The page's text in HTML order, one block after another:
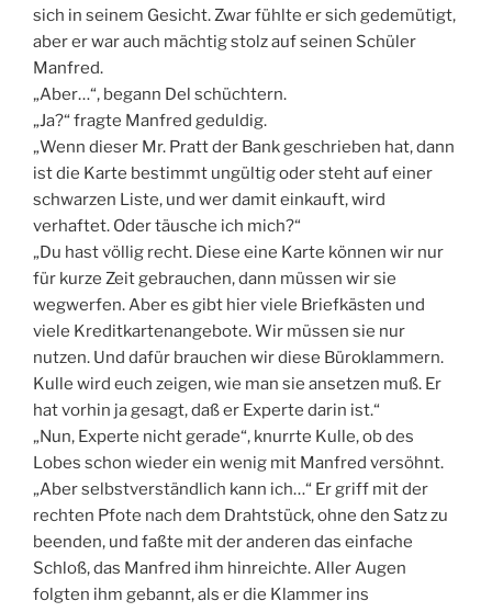
sich in seinem Gesicht. Zwar fühlte er sich gedemütigt,
aber er war auch mächtig stolz auf seinen Schüler
Manfred.
„Aber…“, begann Del schüchtern.
„Ja?“ fragte Manfred geduldig.
„Wenn dieser Mr. Pratt der Bank geschrieben hat, dann
ist die Karte bestimmt ungültig oder steht auf einer
schwarzen Liste, und wer damit einkauft, wird
verhaftet. Oder täusche ich mich?“
„Du hast völlig recht. Diese eine Karte können wir nur
für kurze Zeit gebrauchen, dann müssen wir sie
wegwerfen. Aber es gibt hier viele Briefkästen und
viele Kreditkartenangebote. Wir müssen sie nur
nutzen. Und dafür brauchen wir diese Büroklammern.
Kulle wird euch zeigen, wie man sie ansetzen muß. Er
hat vorhin ja gesagt, daß er Experte darin ist.“
„Nun, Experte nicht gerade“, knurrte Kulle, ob des
Lobes schon wieder ein wenig mit Manfred versöhnt.
„Aber selbstverständlich kann ich…“ Er griff mit der
rechten Pfote nach dem Drahtstück, ohne den Satz zu
beenden, und faßte mit der anderen das einfache
Schloß, das Manfred ihm hinreichte. Aller Augen
folgten ihm gebannt, als er die Klammer ins